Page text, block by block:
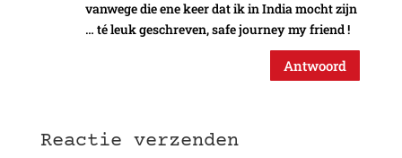
vanwege die ene keer dat ik in India mocht zijn
… té leuk geschreven, safe journey my friend !
Antwoord
Reactie verzenden